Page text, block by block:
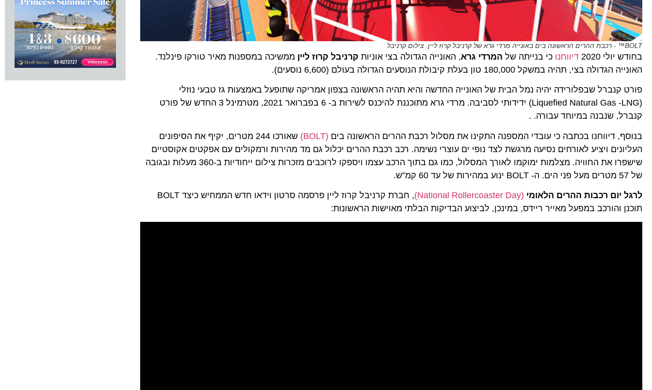
BOLT™ - רכבת ההרים הראשונה בים באונייה מרדי גרא של קרניבל קרוז ליין. צילום קרניבל
בחודש יולי 2020 דיווחנו כי בנייתה של המרדי גרא, האונייה הגדולה בצי אוניות קרניבל קרוז ליין ממשיכה במספנות מאיר טורקו פינלנד.
האונייה הגדולה בצי, תהיה במשקל 180,000 טון בעלת קיבולת הנוסעים הגדולה בעולם (6,600 נוסעים).
פורט קנברל שבפלורידה יהיה נמל הבית של האונייה החדשה והיא תהיה הראשונה בצפון אמריקה שתופעל באמצעות גז טבעי נוזלי
(Liquefied Natural Gas -LNG) ידידותי לסביבה. מרדי גרא מתוכננת להיכנס לשירות ב- 6 בפברואר 2021, מטרמינל 3 החדש של פורט
קנברל, שנבנה במיוחד עבורה. .
בנוסף, דיווחנו בכתבה כי עובדי המספנה התקינו את מסלול רכבת ההרים הראשונה בים (BOLT)
שאורכו 244 מטרים, יקיף את הסיפונים
העליונים ויציע לאורחים נסיעה מרגשת לצד נופי ים עוצרי נשימה. רכב רכבת ההרים יכלול גם מד מהירות ורמקולים עם אפקטים אקוסטיים
שישפרו את החוויה. מצלמות ימוקמו לאורך המסלול, כמו גם בתוך הרכב עצמו ויספקו לרוכבים מזכרות צילום ייחודיות ב-360 מעלות ובגובה
של 57 מטרים מעל פני הים. ה- BOLT ינוע במהירות של עד 60 קמ”ש.
לרגל יום רכבות ההרים הלאומי (National Rollercoaster Day)
, חברת קרניבל קרוז ליין פרסמה סרטון וידאו חדש הממחיש כיצד BOLT
תוכנן והורכב במפעל מאייר ריידס, במינכן, לביצוע הבדיקות הבלתי מאוישות הראשונות: